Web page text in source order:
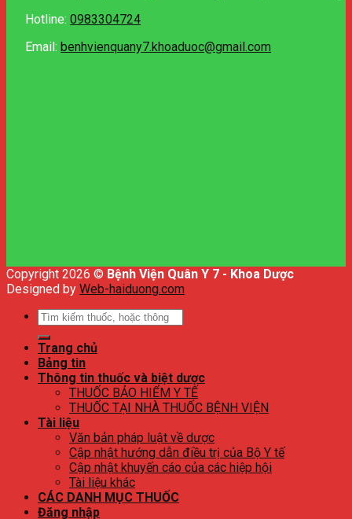
Hotline: 0983304724
Email: benhvienquany7.khoaduoc@gmail.com
Copyright 2026 © Bệnh Viện Quân Y 7 - Khoa Dược
Designed by Web-haiduong.com
Tìm
kiếm:
Trang chủ
Bảng tin
Thông tin thuốc và biệt dược
THUỐC BẢO HIỂM Y TẾ
THUỐC TẠI NHÀ THUỐC BỆNH VIỆN
Tài liệu
Văn bản pháp luật về dược
Cập nhật hướng dẫn điều trị của Bộ Y tế
Cập nhật khuyến cáo của các hiệp hội
Tài liệu khác
CÁC DANH MỤC THUỐC
Đăng nhập